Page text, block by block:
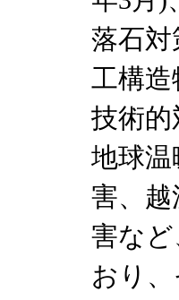
落石対
工構
技術
地球
害、
害な
おり